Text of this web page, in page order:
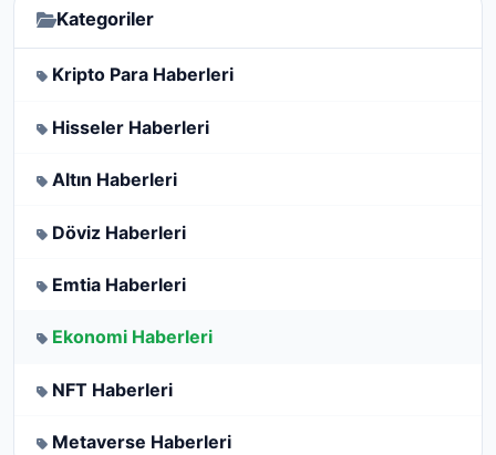
Kategoriler
Kripto Para Haberleri
Hisseler Haberleri
Altın Haberleri
Döviz Haberleri
Emtia Haberleri
Ekonomi Haberleri
NFT Haberleri
Metaverse Haberleri